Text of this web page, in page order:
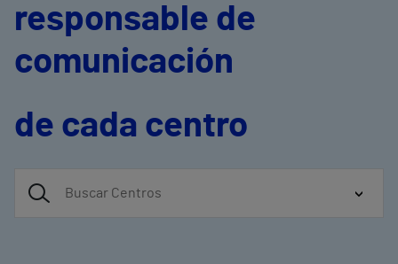
responsable de
comunicación
de cada centro